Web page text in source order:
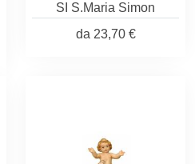
SI S.Maria Simon
da 23,70 €